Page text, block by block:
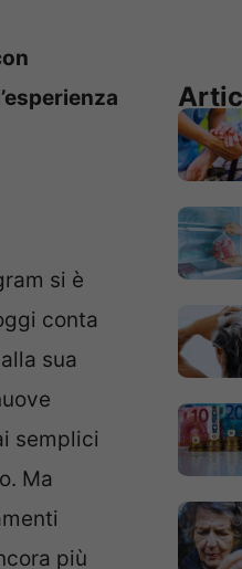
si è
conta
sua
semplici
Ma
più